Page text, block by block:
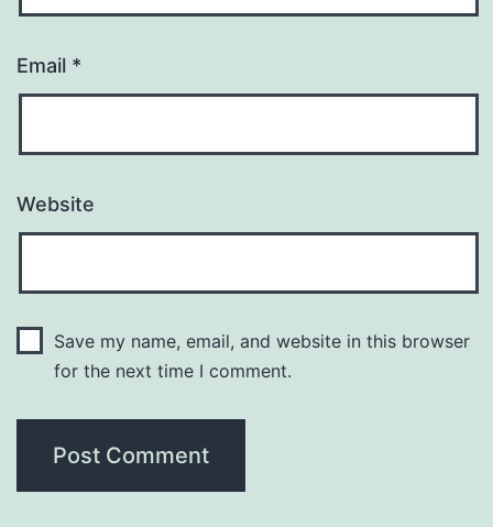
Email *
Website
Save my name, email, and website in this browser
for the next time I comment.